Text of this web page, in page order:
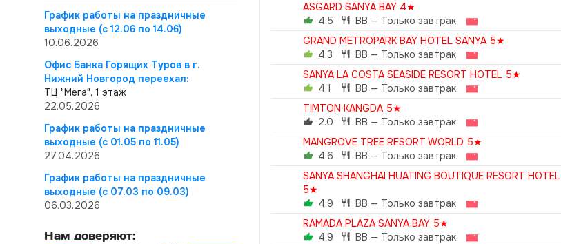
График работы на праздничные
выходные (с 12.06 по 14.06)
10.06.2026
Офис Банка Горящих Туров в г.
Нижний Новгород переехал:
ТЦ "Мега", 1 этаж
22.05.2026
График работы на праздничные
выходные (с 01.05 по 11.05)
27.04.2026
График работы на праздничные
выходные (с 07.03 по 09.03)
06.03.2026
Нам доверяют:
ASGARD SANYA BAY 4★
4.5
BB — Только завтрак
GRAND METROPARK BAY HOTEL SANYA 5★
4.3
BB — Только завтрак
SANYA LA COSTA SEASIDE RESORT HOTEL 5★
4.1
BB — Только завтрак
TIMTON KANGDA 5★
2.0
BB — Только завтрак
MANGROVE TREE RESORT WORLD 5★
4.6
BB — Только завтрак
SANYA SHANGHAI HUATING BOUTIQUE RESORT HOTEL
5★
4.9
BB — Только завтрак
RAMADA PLAZA SANYA BAY 5★
4.9
BB — Только завтрак